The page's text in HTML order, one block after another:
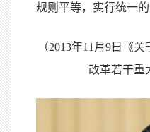
规则平等，实行统一的
（2013年11月9日《
改革若干重